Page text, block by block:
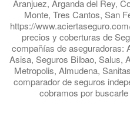
Aranjuez, Arganda del Rey,
Monte, Tres Cantos, San
https://
precios y coberturas de
compañías de aseguradoras:
Asisa, Seguros Bilbao, Salus,
Metropolis, Almudena,
comparador de seguros
cobramos por